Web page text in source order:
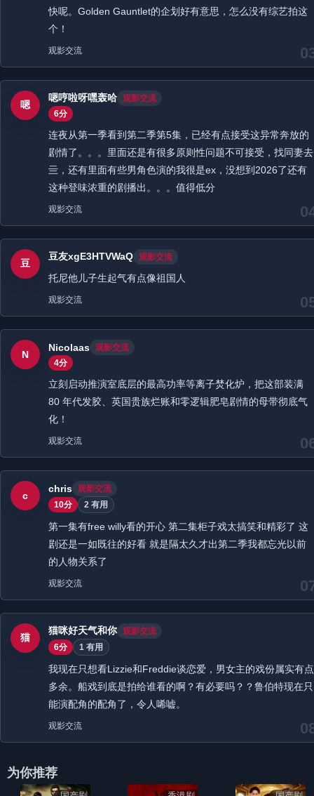
快呢。Golden Gauntlet的企划好有意思，怎么没有综艺拍这
个！
观影交流
嗯
嗯哼啦呀嘿轰哈 观影交流
6分
连夜从第一季看到第二季第5集，已经有点接受这异常奔放的
剧情了。。。里面还是有很多原则性问题不可接受，找同妻去
亖，还有里面有些男角色演的我很是ex，没想到2026了还有
这种登味浓重的剧播出。。。值得低分
观影交流
豆
豆友xgE3HTVWaQ 观影交流
托尼他儿子生起气有点像祖国人
观影交流
N
Nicolaas 观影交流
4分
立刻启动推演室底层的最高功率等离子焚化炉，把这部装满
80 年代发胶、英国贵族烂账和零逻辑肥皂剧情的母带彻底气
化！
观影交流
c
chris 观影交流
10分
2 有用
第一集有free willy看的开心 第二集柜子戏太搞笑和精彩了 这
剧还是一如既往的好看 就是隔太久才出第二季我都忘光以前
的人物关系了
观影交流
猫
猫咪好天气和你 观影交流
6分
1 有用
我现在只想看Lizzie和Freddie谈恋爱，男女主的戏份属实有点
多余。船戏到底是拍给谁看的啊？有必要吗？？鲁伯特现在只
能演配角的配角了，令人唏嘘。
观影交流
为你推荐